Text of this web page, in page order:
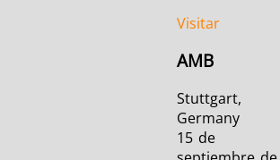
Visitar
AMB
Stuttgart,
Germany
15 de